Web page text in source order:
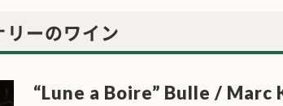
ーのワイン
“Lune a Boire” Bulle / Marc